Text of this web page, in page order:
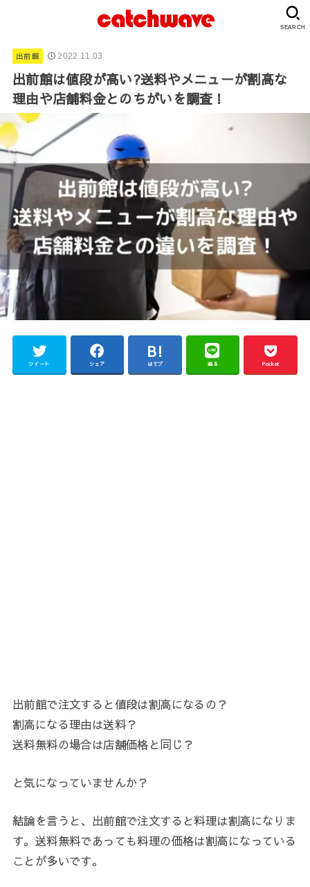
SEARCH
出前館 2022.11.03
出前館は値段が高い?送料やメニューが割高な
理由や店舗料金とのちがいを調査！
ツイート シェア はてブ 送る Pocket
出前館で注文すると値段は割高になるの？
割高になる理由は送料？
送料無料の場合は店舗価格と同じ？
と気になっていませんか？
結論を言うと、出前館で注文すると料理は割高になりま
す。送料無料であっても料理の価格は割高になっている
ことが多いです。